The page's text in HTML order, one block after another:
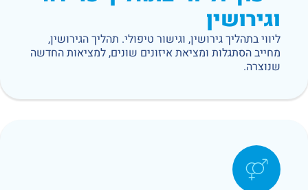
וגירושין
ליווי בתהליך גירושין, וגישור טיפולי. תהליך הגירושין,
מחייב הסתגלות ומציאת איזונים שונים, למציאות החדשה
שנוצרה.